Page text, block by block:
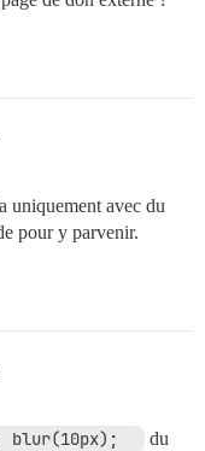
uniquement avec du
pour y parvenir.
du